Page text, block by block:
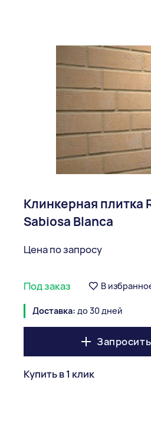
Клинкерная плитка
Sabiosa Blanca
Цена по запросу
Под заказ В
Доставка: до 30 дней
Купить в 1 клик